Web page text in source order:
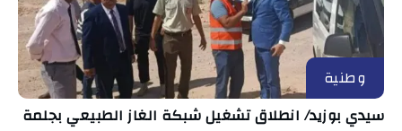
وطنية
سيدي بوزيد/ انطلاق تشغيل شبكة الغاز الطبيعي بجلمة